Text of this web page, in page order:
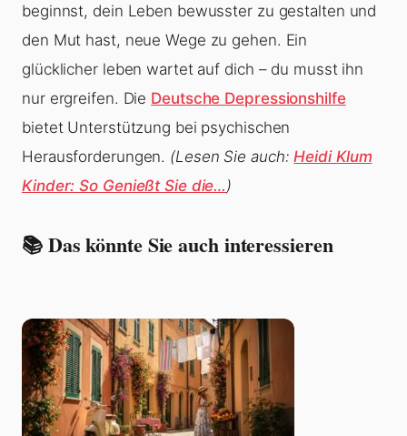
beginnst, dein Leben bewusster zu gestalten und
den Mut hast, neue Wege zu gehen. Ein
glücklicher leben wartet auf dich – du musst ihn
nur ergreifen. Die Deutsche Depressionshilfe
bietet Unterstützung bei psychischen
Herausforderungen. (Lesen Sie auch:Heidi Klum
Kinder: So Genießt Sie die… )
📚 Das könnte Sie auch interessieren